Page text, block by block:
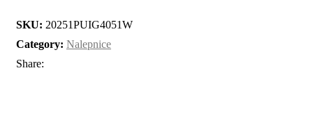
SKU: 20251PUIG4051W
Category: Nalepnice
Share: